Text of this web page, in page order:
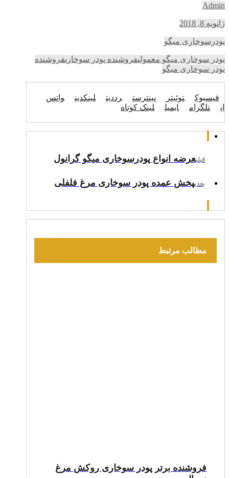
Admin
ژانویه 8, 2018
پودرسوخاری میگو
پودر سوخاری میگو معمولیفروشنده پودر سوخاریفروشنده
پودر سوخاری میگو
فیسبوک توئیتر پینترست رددیت لینکدین
واتس
اپ
تلگرام ایمیل لینک کوتاه
قبلیعرضه انواع پودرسوخاری میگو گرانول
بعدیپخش عمده پودر سوخاری مرغ فلفلی
مطالب مرتبط
فروشنده برتر پودر سوخاری روکش مرغ